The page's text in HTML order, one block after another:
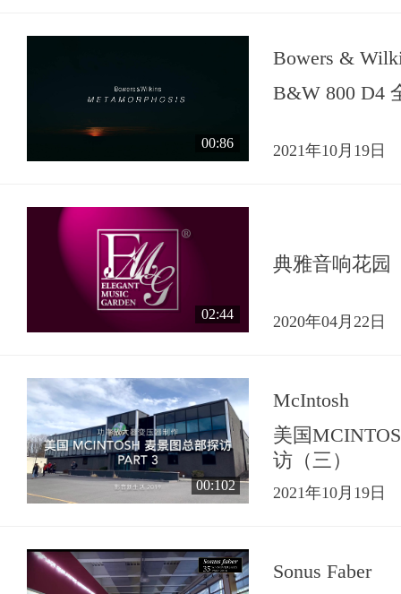
00:86
Bowers &
B&W 800 D4
2021年10月19日
02:44
典雅音响花园
2020年04月22日
00:102
McIntosh
美国
访（三）
2021年10月19日
Sonus Faber